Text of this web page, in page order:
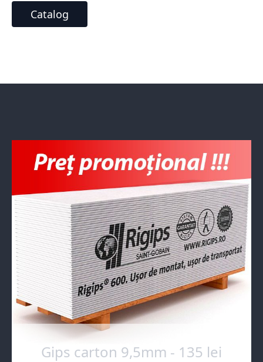
Catalog
Gips carton 9,5mm - 135 lei